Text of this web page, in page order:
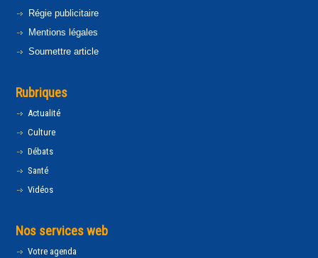
Régie publicitaire
Mentions légales
Soumettre article
Rubriques
Actualité
Culture
Débats
Santé
Vidéos
Nos services web
Votre agenda